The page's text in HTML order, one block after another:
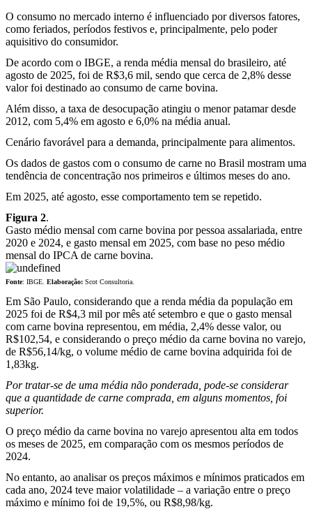
O consumo no mercado interno é influenciado por diversos fatores,
como feriados, períodos festivos e, principalmente, pelo poder
aquisitivo do consumidor.
De acordo com o IBGE, a renda média mensal do brasileiro, até
agosto de 2025, foi de R$3,6 mil, sendo que cerca de 2,8% desse
valor foi destinado ao consumo de carne bovina.
Além disso, a taxa de desocupação atingiu o menor patamar desde
2012, com 5,4% em agosto e 6,0% na média anual.
Cenário favorável para a demanda, principalmente para alimentos.
Os dados de gastos com o consumo de carne no Brasil mostram uma
tendência de concentração nos primeiros e últimos meses do ano.
Em 2025, até agosto, esse comportamento tem se repetido.
Figura 2.
Gasto médio mensal com carne bovina por pessoa assalariada, entre
2020 e 2024, e gasto mensal em 2025, com base no peso médio
mensal do IPCA de carne bovina.
Fonte: IBGE. Elaboração: Scot Consultoria.
Em São Paulo, considerando que a renda média da população em
2025 foi de R$4,3 mil por mês até setembro e que o gasto mensal
com carne bovina representou, em média, 2,4% desse valor, ou
R$102,54, e considerando o preço médio da carne bovina no varejo,
de R$56,14/kg, o volume médio de carne bovina adquirida foi de
1,83kg.
Por tratar-se de uma média não ponderada, pode-se considerar
que a quantidade de carne comprada, em alguns momentos, foi
superior.
O preço médio da carne bovina no varejo apresentou alta em todos
os meses de 2025, em comparação com os mesmos períodos de
2024.
No entanto, ao analisar os preços máximos e mínimos praticados em
cada ano, 2024 teve maior volatilidade – a variação entre o preço
máximo e mínimo foi de 19,5%, ou R$8,98/kg.